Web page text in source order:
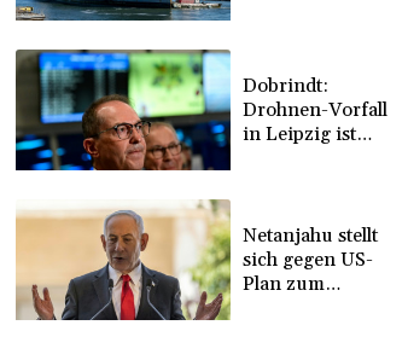
Dobrindt:
Drohnen-Vorfall
in Leipzig ist
Netanjahu stellt
sich gegen US-
Plan zum